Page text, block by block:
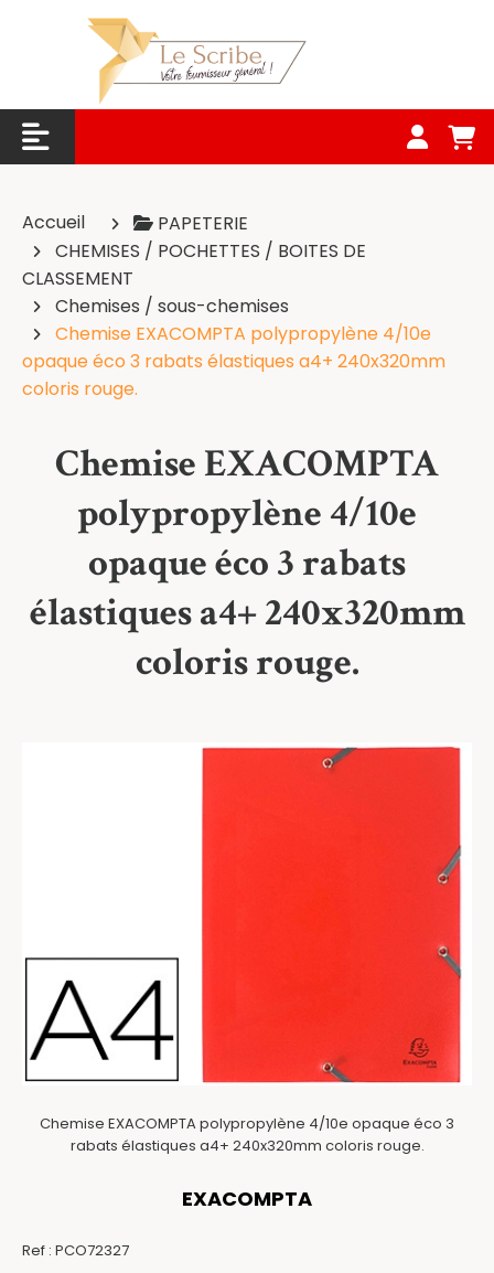
Accueil
PAPETERIE
CHEMISES / POCHETTES / BOITES DE
CLASSEMENT
Chemises / sous-chemises
Chemise EXACOMPTA polypropylène 4/10e
opaque éco 3 rabats élastiques a4+ 240x320mm
coloris rouge.
Chemise EXACOMPTA
polypropylène 4/10e
opaque éco 3 rabats
élastiques a4+ 240x320mm
coloris rouge.
Chemise EXACOMPTA polypropylène 4/10e opaque éco 3
rabats élastiques a4+ 240x320mm coloris rouge.
EXACOMPTA
Ref : PCO72327